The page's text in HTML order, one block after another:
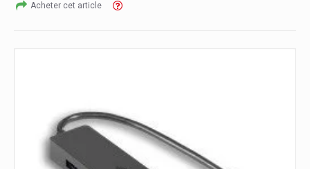
Acheter cet article